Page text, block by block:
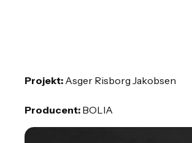
Projekt:Asger Risborg Jakobsen
Producent:BOLIA